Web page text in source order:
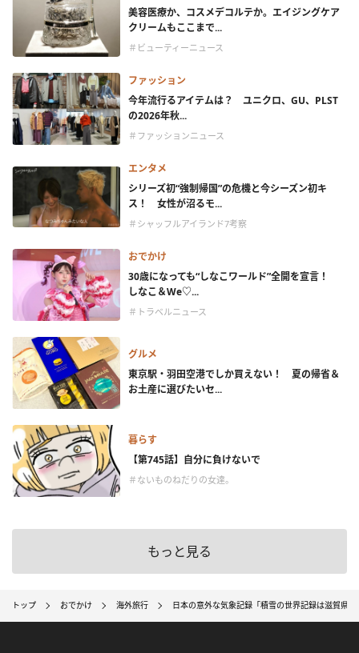
美容医療か、コスメデコルテか。エイジングケア
クリームもここまで...
＃ビューティーニュース
ファッション
今年流行るアイテムは？ ユニクロ、GU、PLST
の2026年秋...
＃ファッションニュース
エンタメ
シリーズ初“強制帰国”の危機と今シーズン初キ
ス！ 女性が沼るモ...
＃シャッフルアイランド7考察
おでかけ
30歳になっても“しなこワールド”全開を宣言！
しなこ＆We♡...
＃トラベルニュース
グルメ
東京駅・羽田空港でしか買えない！ 夏の帰省＆
お土産に選びたいセ...
暮らす
【第745話】自分に負けないで
＃ないものねだりの女達。
もっと見る
トップ おでかけ 海外旅行 日本の意外な気象記録「積雪の世界記録は滋賀県